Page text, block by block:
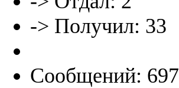
-> Получил: 33
Сообщений: 697